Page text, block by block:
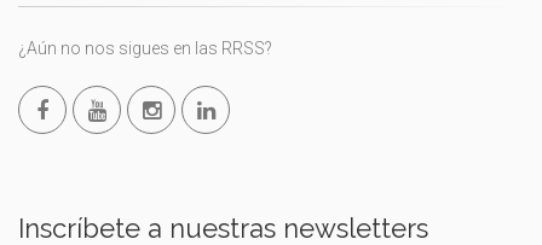
¿Aún no nos sigues en las RRSS?
Inscríbete a nuestras newsletters